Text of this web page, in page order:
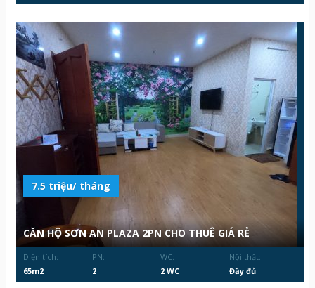
7.5 triệu/ tháng
CĂN HỘ SƠN AN PLAZA 2PN CHO THUÊ GIÁ RẺ
Diện tích:
65m2
PN:
2
WC:
2 WC
Nội thất:
Đầy đủ